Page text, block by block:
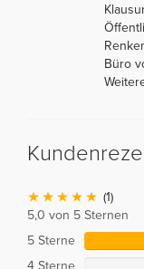
Büro
(1)
5,0 von 5 Sternen
5 Sterne
4 Sterne